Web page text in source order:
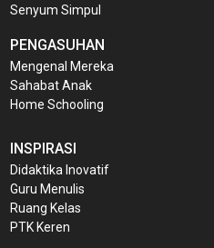
Senyum Simpul
PENGASUHAN
Mengenal Mereka
Sahabat Anak
Home Schooling
INSPIRASI
Didaktika Inovatif
Guru Menulis
Ruang Kelas
PTK Keren